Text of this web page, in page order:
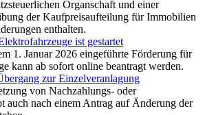
Organschaft und einer
der Kaufpreisaufteilung für Immobilien
enthalten.
ist gestartet
1. Januar 2026 eingeführte Förderung für
kann ab sofort online beantragt werden.
zur Einzelveranlagung
von Nachzahlungs- oder
auch nach einem Antrag auf Änderung der